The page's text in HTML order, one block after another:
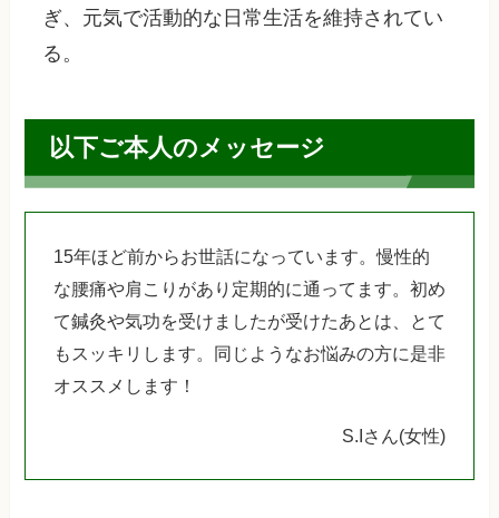
ぎ、元気で活動的な日常生活を維持されてい
る。
以下ご本人のメッセージ
15年ほど前からお世話になっています。慢性的
な腰痛や肩こりがあり定期的に通ってます。初め
て鍼灸や気功を受けましたが受けたあとは、とて
もスッキリします。同じようなお悩みの方に是非
オススメします！
S.Iさん(女性)